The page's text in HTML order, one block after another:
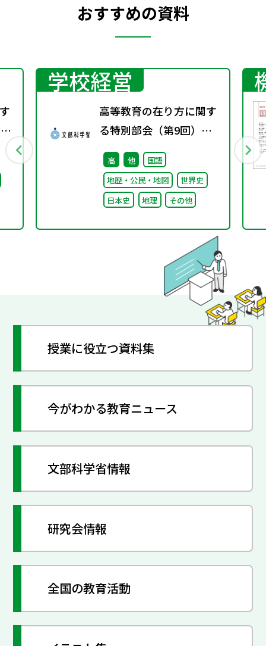
おすすめの資料
学校経営
高等教育の在り方に関す
る特別部会（第9回）配
付資料
高 他
国語
地歴・公民・地図
世界史
日本史
地理 その他
授業に役立つ資料集
今がわかる教育ニュース
文部科学省情報
研究会情報
全国の教育活動